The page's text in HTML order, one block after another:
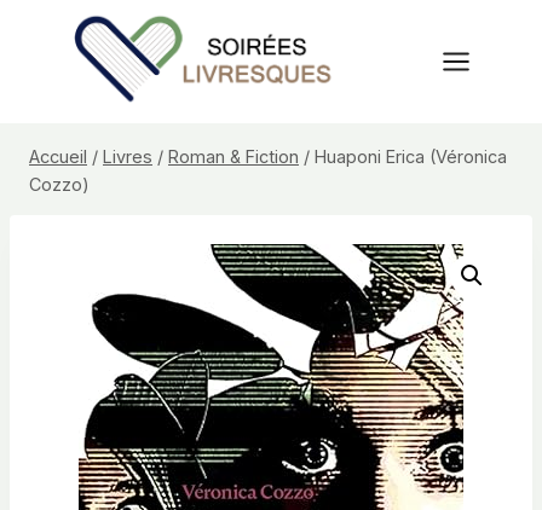
Accueil / Livres / Roman & Fiction / Huaponi Erica (Véronica
Cozzo)